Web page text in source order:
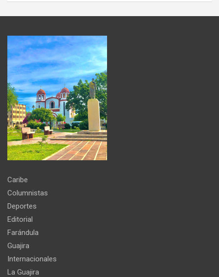
Caribe
Columnistas
Deportes
Editorial
Farándula
Guajira
Internacionales
La Guajira